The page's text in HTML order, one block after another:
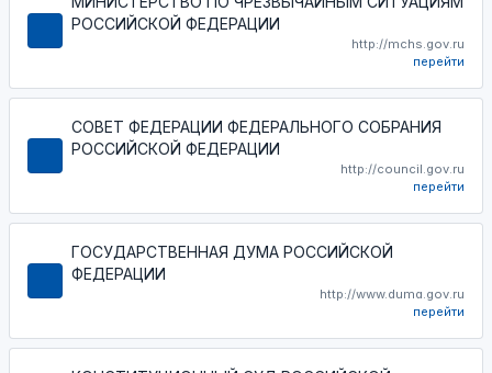
РОССИЙСКОЙ ФЕДЕРАЦИИ
http://mchs.gov.ru
перейти
СОВЕТ ФЕДЕРАЦИИ ФЕДЕРАЛЬНОГО СОБРАНИЯ
РОССИЙСКОЙ ФЕДЕРАЦИИ
http://council.gov.ru
перейти
ГОСУДАРСТВЕННАЯ ДУМА РОССИЙСКОЙ
ФЕДЕРАЦИИ
http://www.duma.gov.ru
перейти